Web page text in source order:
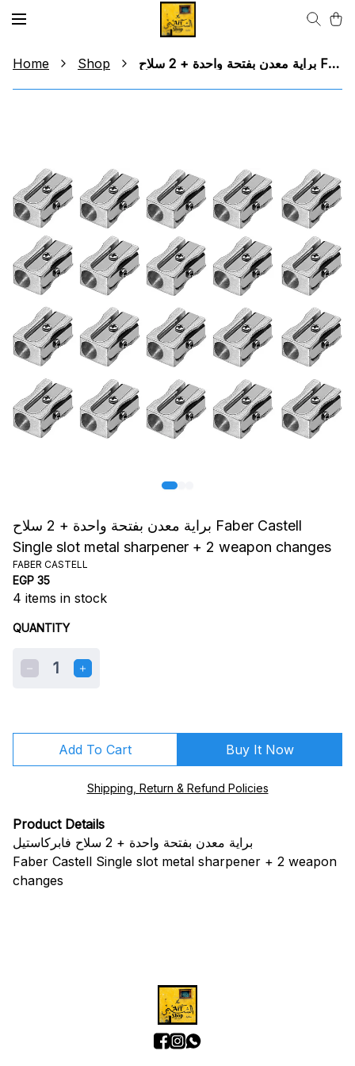
Home Shop براية معدن بفتحة واحدة + 2 سلاح Faber Castell Single slot metal sharpener + 2 weapon changes
براية معدن بفتحة واحدة + 2 سلاح Faber Castell
Single slot metal sharpener + 2 weapon changes
FABER CASTELL
EGP 35
4 items in stock
QUANTITY
1
Add To Cart Buy It Now
Shipping, Return & Refund Policies
Product Details
Faber Castell Single slot metal sharpener + 2 weapon
changes